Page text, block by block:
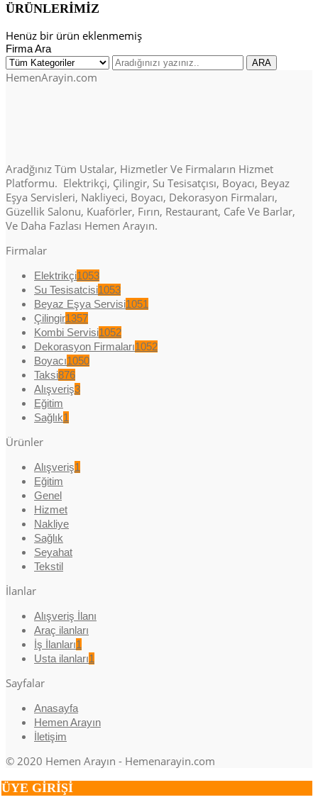
ÜRÜNLERİMİZ
Henüz bir ürün eklenmemiş
Firma Ara
HemenArayin.com
Aradğınız Tüm Ustalar, Hizmetler Ve Firmaların Hizmet
Platformu. Elektrikçi, Çilingir, Su Tesisatçısı, Boyacı, Beyaz
Eşya Servisleri, Nakliyeci, Boyacı, Dekorasyon Firmaları,
Güzellik Salonu, Kuaförler, Fırın, Restaurant, Cafe Ve Barlar,
Ve Daha Fazlası Hemen Arayın.
Firmalar
Elektrikçi1053
Su Tesisatcisi1053
Beyaz Eşya Servisi1051
Çilingir1357
Kombi Servisi1052
Dekorasyon Firmaları1052
Boyacı1050
Taksi876
Alışveriş3
Eğitim
Sağlık1
Ürünler
Alışveriş1
Eğitim
Genel
Hizmet
Nakliye
Sağlık
Seyahat
Tekstil
İlanlar
Alışveriş İlanı
Araç ilanları
İş İlanları1
Usta ilanları1
Sayfalar
Anasayfa
Hemen Arayın
İletişim
© 2020 Hemen Arayın - Hemenarayin.com
ÜYE GİRİŞİ